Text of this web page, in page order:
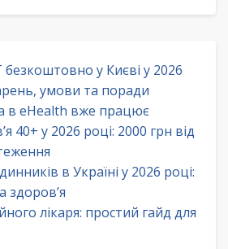
у Києві у 2026
умови та поради
в eHealth вже працює
40+ у 2026 році: 2000 грн від
в Україні у 2026 році:
здоров’я
лікаря: простий гайд для